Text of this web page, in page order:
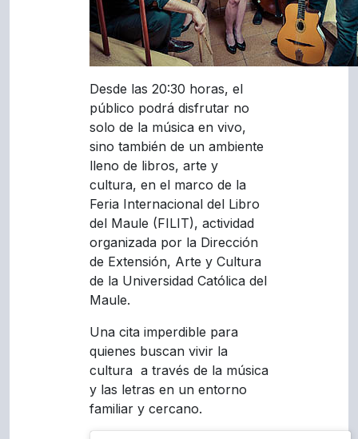
Desde las 20:30 horas, el
público podrá disfrutar no
solo de la música en vivo,
sino también de un ambiente
lleno de libros, arte y
cultura, en el marco de la
Feria Internacional del Libro
del Maule (FILIT), actividad
organizada por la Dirección
de Extensión, Arte y Cultura
de la Universidad Católica del
Maule.
Una cita imperdible para
quienes buscan vivir la
cultura a través de la música
y las letras en un entorno
familiar y cercano.